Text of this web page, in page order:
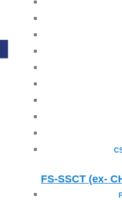
FS-SSCT (ex-